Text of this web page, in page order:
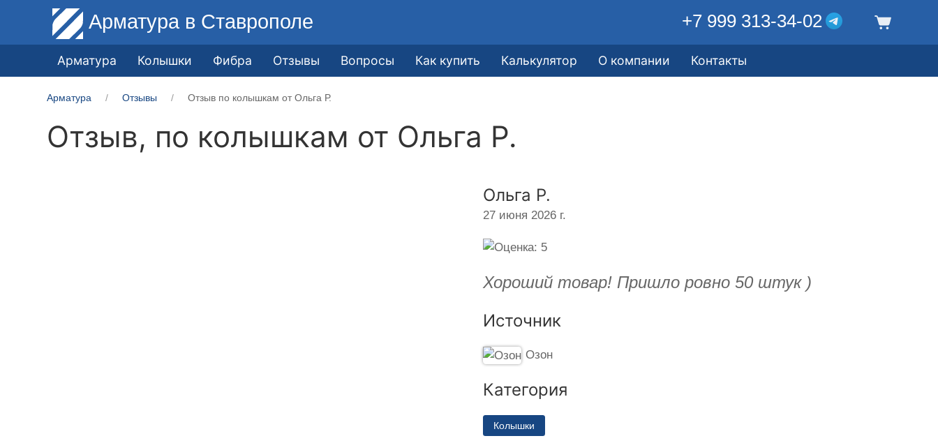
Арматура в Ставрополе +7 999 313-34-02
Арматура Колышки Фибра Отзывы Вопросы Как купить Калькулятор О компании Контакты
Арматура Отзывы Отзыв по колышкам от Ольга Р.
Отзыв, по колышкам от Ольга Р.
Ольга Р.
27 июня 2026 г.
Хороший товар! Пришло ровно 50 штук )
Источник
Озон
Категория
Колышки